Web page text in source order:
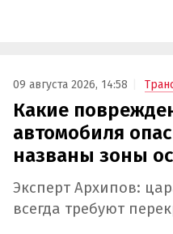
09 августа 2026, 14:58
Какие
автомобиля
названы зоны
Эксперт Архипов:
всегда требуют